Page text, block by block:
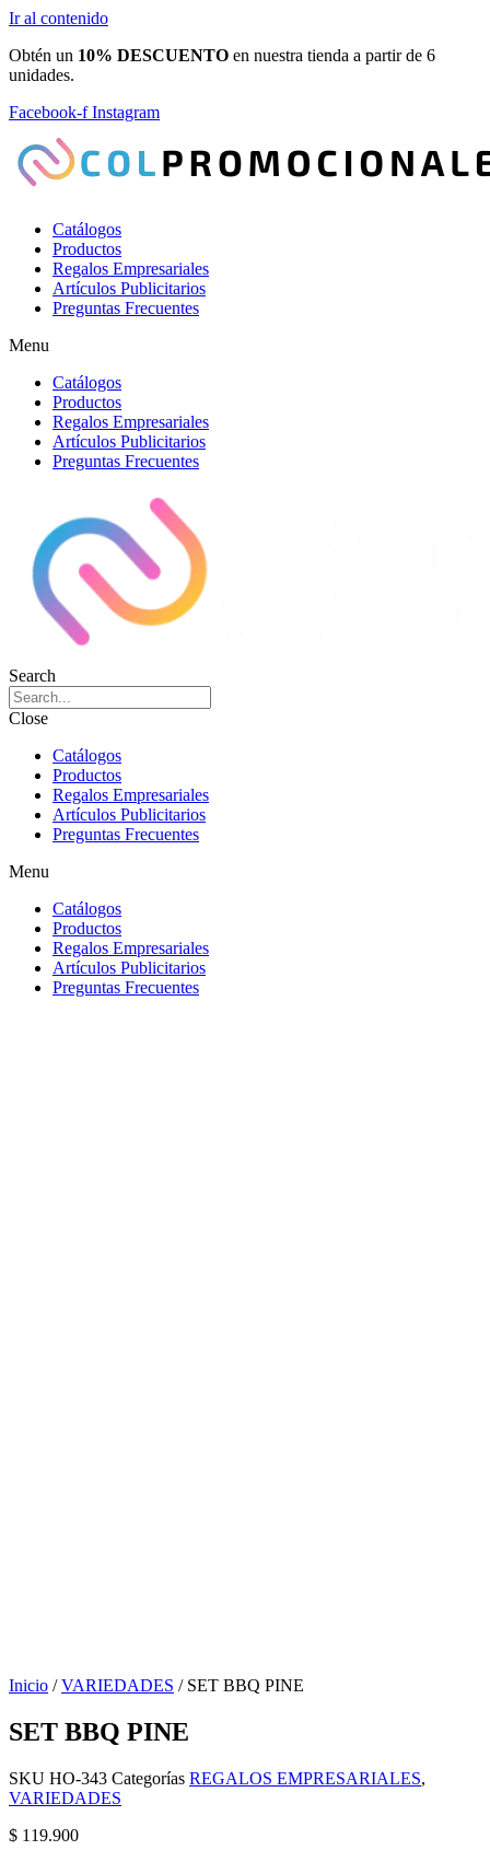
Ir al contenido
Obtén un 10% DESCUENTO en nuestra tienda a partir de 6
unidades.
Facebook-f Instagram
Catálogos
Productos
Regalos Empresariales
Artículos Publicitarios
Preguntas Frecuentes
Menu
Catálogos
Productos
Regalos Empresariales
Artículos Publicitarios
Preguntas Frecuentes
Search
Close
Catálogos
Productos
Regalos Empresariales
Artículos Publicitarios
Preguntas Frecuentes
Menu
Catálogos
Productos
Regalos Empresariales
Artículos Publicitarios
Preguntas Frecuentes
Inicio /VARIEDADES / SET BBQ PINE
SET BBQ PINE
SKU HO-343 Categorías REGALOS EMPRESARIALES,
VARIEDADES
$ 119.900